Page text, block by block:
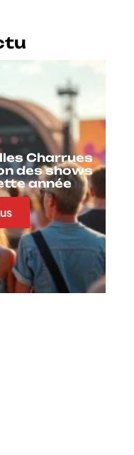
Charrues
des shows
année